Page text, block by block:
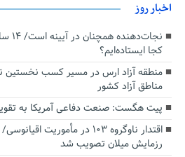
اخبار روز
کجا ایستاده‌ایم؟
منطقه آزاد ارس در مسیر کسب نخستین
مناطق آزاد کشور
پیت هگست: صنعت دفاعی آمریکا به
رزمایش میلان تصویب شد